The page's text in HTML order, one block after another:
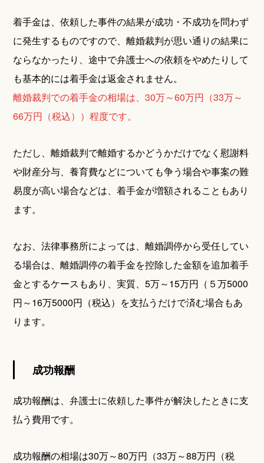
着手金は、依頼した事件の結果が成功・不成功を問わず
に発生するものですので、離婚裁判が思い通りの結果に
ならなかったり、途中で弁護士への依頼をやめたりして
も基本的には着手金は返金されません。
離婚裁判での着手金の相場は、30万～60万円（33万～
66万円（税込））程度です。
ただし、離婚裁判で離婚するかどうかだけでなく慰謝料
や財産分与、養育費などについても争う場合や事案の難
易度が高い場合などは、着手金が増額されることもあり
ます。
なお、法律事務所によっては、離婚調停から受任してい
る場合は、離婚調停の着手金を控除した金額を追加着手
金とするケースもあり、実質、5万～15万円（５万5000
円～16万5000円（税込）を支払うだけで済む場合もあ
ります。
成功報酬
成功報酬は、弁護士に依頼した事件が解決したときに支
払う費用です。
成功報酬の相場は30万～80万円（33万～88万円（税